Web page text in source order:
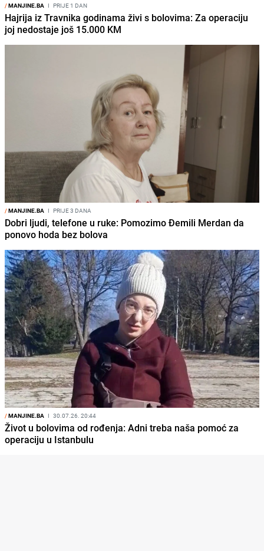
/MANJINE.BA I PRIJE 1 DAN
Hajrija iz Travnika godinama živi s bolovima: Za operaciju
joj nedostaje još 15.000 KM
/MANJINE.BA I PRIJE 3 DANA
Dobri ljudi, telefone u ruke: Pomozimo Đemili Merdan da
ponovo hoda bez bolova
/MANJINE.BA I 30.07.26. 20:44
Život u bolovima od rođenja: Adni treba naša pomoć za
operaciju u Istanbulu